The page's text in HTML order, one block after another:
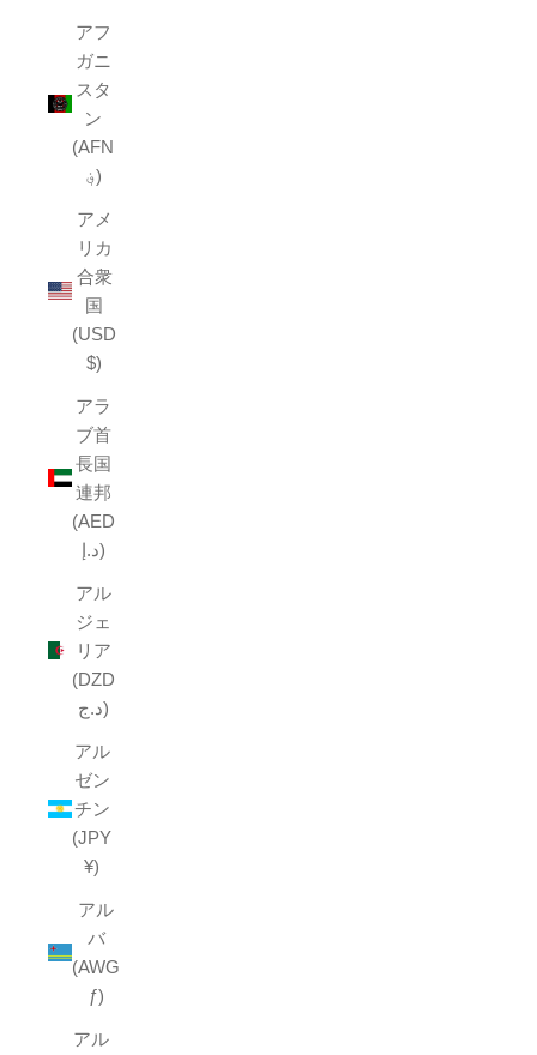
アフ
ガニ
スタ
ン
(AFN
؋)
アメ
リカ
合衆
国
(USD
$)
アラ
ブ首
長国
連邦
(AED
د.إ)
アル
ジェ
リア
(DZD
د.ج)
アル
ゼン
チン
(JPY
¥)
アル
バ
(AWG
ƒ)
アル